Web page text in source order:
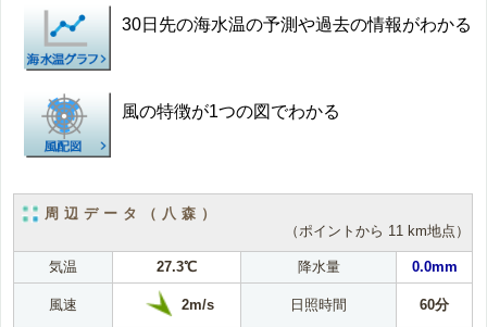
30日先の海水温の予測や過去の情報がわかる
風の特徴が1つの図でわかる
周辺データ（八森）
（ポイントから 11 km地点）
気温 27.3℃ 降水量 0.0mm
風速 2m/s 日照時間 60分